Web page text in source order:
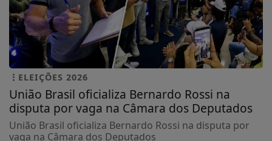
ELEIÇÕES 2026
União Brasil oficializa Bernardo Rossi na
disputa por vaga na Câmara dos Deputados
União Brasil oficializa Bernardo Rossi na disputa por
vaga na Câmara dos Deputados